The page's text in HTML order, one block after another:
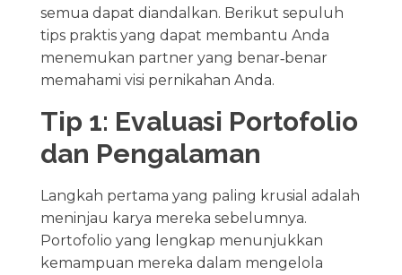
semua dapat diandalkan. Berikut sepuluh
tips praktis yang dapat membantu Anda
menemukan partner yang benar‑benar
memahami visi pernikahan Anda.
Tip 1: Evaluasi Portofolio
dan Pengalaman
Langkah pertama yang paling krusial adalah
meninjau karya mereka sebelumnya.
Portofolio yang lengkap menunjukkan
kemampuan mereka dalam mengelola